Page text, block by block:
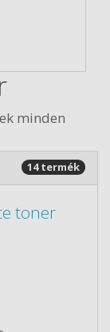
minden
14 termék
toner